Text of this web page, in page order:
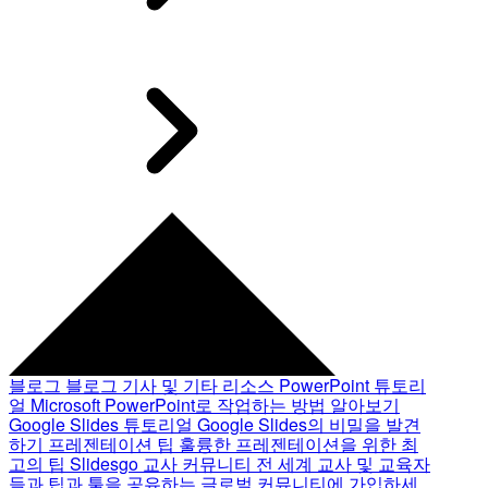
블로그 블로그 기사 및 기타 리소스 PowerPoint 튜토리
얼 Microsoft PowerPoint로 작업하는 방법 알아보기
Google Slides 튜토리얼 Google Slides의 비밀을 발견
하기 프레젠테이션 팁 훌륭한 프레젠테이션을 위한 최
고의 팁 Slidesgo 교사 커뮤니티 전 세계 교사 및 교육자